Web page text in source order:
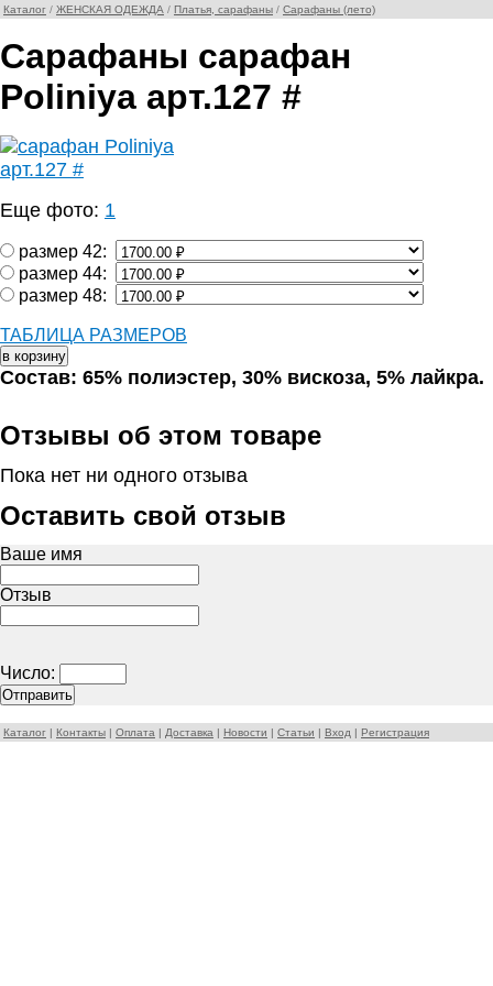
Каталог / ЖЕНСКАЯ ОДЕЖДА / Платья, сарафаны / Сарафаны (лето)
Сарафаны сарафан
Poliniya арт.127 #
Еще фото: 1
размер 42:
размер 44:
размер 48:
ТАБЛИЦА РАЗМЕРОВ
Состав: 65% полиэстер, 30% вискоза, 5% лайкра.
Отзывы об этом товаре
Пока нет ни одного отзыва
Оставить свой отзыв
Ваше имя
Отзыв
Число:
Каталог | Контакты | Оплата | Доставка | Новости | Статьи | Вход | Регистрация